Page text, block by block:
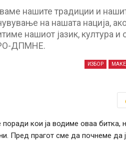
нашите традиции и
на нашата нација,
нашиот јазик, култура и
ДПМНЕ.
ИЗБОР
кои ја водиме оваа битка,
Пред прагот сме да почнеме да